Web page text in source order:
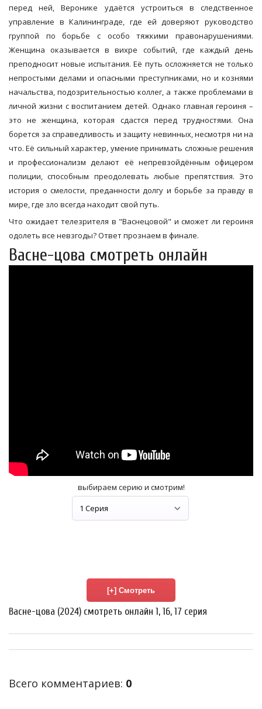
перед ней, Веронике удаётся устроиться в следственное
управление в Калининграде, где ей доверяют руководство
группой по борьбе с особо тяжкими правонарушениями.
Женщина оказывается в вихре событий, где каждый день
преподносит новые испытания. Её путь осложняется не только
непростыми делами и опасными преступниками, но и кознями
начальства, подозрительностью коллег, а также проблемами в
личной жизни с воспитанием детей. Однако главная героиня –
это не женщина, которая сдастся перед трудностями. Она
борется за справедливость и защиту невинных, несмотря ни на
что. Её сильный характер, умение принимать сложные решения
и профессионализм делают её непревзойдённым офицером
полиции, способным преодолевать любые препятствия. Это
история о смелости, преданности долгу и борьбе за правду в
мире, где зло всегда находит свой путь.
Что ожидает телезрителя в "Васнецовой" и сможет ли героиня
одолеть все невзгоды? Ответ прознаем в финале.
Васне-цова смотреть онлайн
выбираем серию и смотрим!
Васне-цова (2024) смотреть онлайн 1, 16, 17 серия
Всего комментариев: 0